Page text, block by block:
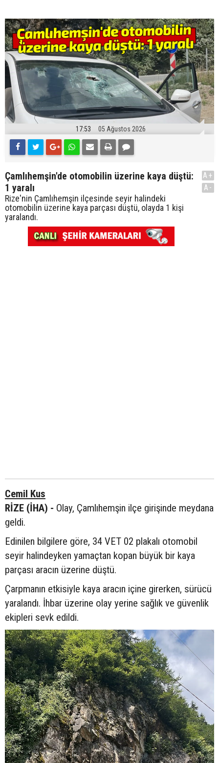
17:53 05 Ağustos 2026
Çamlıhemşin'de otomobilin üzerine kaya düştü:
1 yaralı
Rize'nin Çamlıhemşin ilçesinde seyir halindeki
otomobilin üzerine kaya parçası düştü, olayda 1 kişi
yaralandı.
A+
A-
Cemil Kus
RİZE (İHA) - Olay, Çamlıhemşin ilçe girişinde meydana
geldi.
Edinilen bilgilere göre, 34 VET 02 plakalı otomobil
seyir halindeyken yamaçtan kopan büyük bir kaya
parçası aracın üzerine düştü.
Çarpmanın etkisiyle kaya aracın içine girerken, sürücü
yaralandı. İhbar üzerine olay yerine sağlık ve güvenlik
ekipleri sevk edildi.